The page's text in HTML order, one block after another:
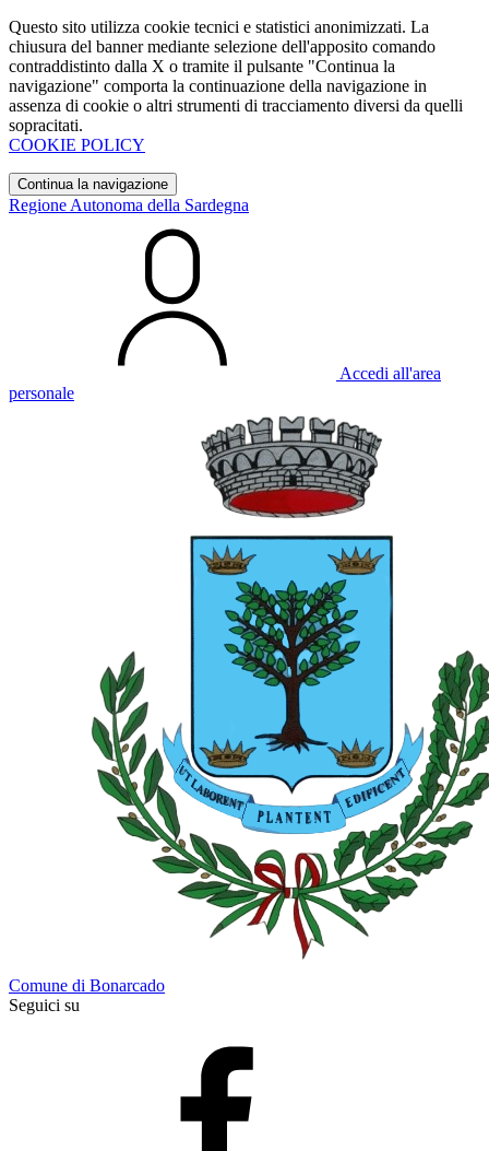
Questo sito utilizza cookie tecnici e statistici anonimizzati. La
chiusura del banner mediante selezione dell'apposito comando
contraddistinto dalla X o tramite il pulsante "Continua la
navigazione" comporta la continuazione della navigazione in
assenza di cookie o altri strumenti di tracciamento diversi da quelli
sopracitati.
COOKIE POLICY
Continua la navigazione
Regione Autonoma della Sardegna
Accedi all'area
personale
Comune di Bonarcado
Seguici su